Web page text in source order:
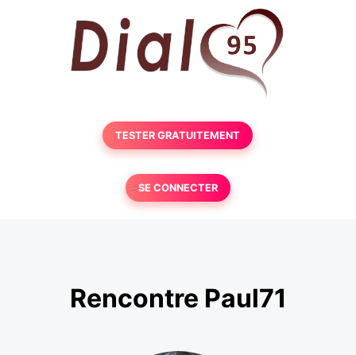
TESTER GRATUITEMENT
SE CONNECTER
Rencontre Paul71